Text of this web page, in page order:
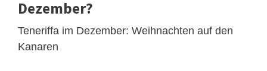
Dezember?
Teneriffa im Dezember: Weihnachten auf den
Kanaren